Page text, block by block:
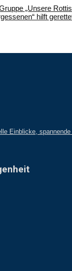
„Unsere
hilft
Einblicke, spannende